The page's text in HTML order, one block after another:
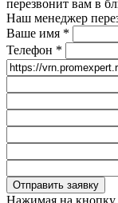
перезвонит вам в
Наш менеджер
Ваше имя *
Телефон *
Отправить заявку
Нажимая на кнопку,